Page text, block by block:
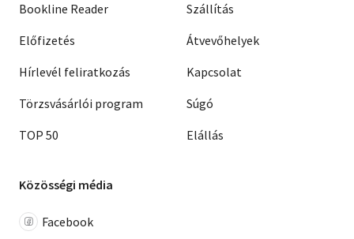
Bookline Reader
Előfizetés
Hírlevél feliratkozás
Törzsvásárlói program
TOP 50
Szállítás
Átvevőhelyek
Kapcsolat
Súgó
Elállás
Közösségi média
Facebook